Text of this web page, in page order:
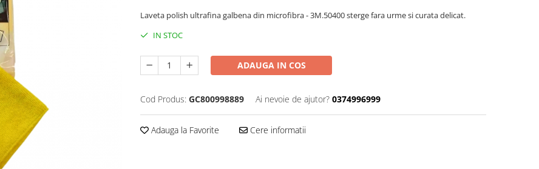
Laveta polish ultrafina galbena din microfibra - 3M.50400 sterge fara urme si curata delicat.
IN STOC
ADAUGA IN COS
Cod Produs: GC800998889 Ai nevoie de ajutor? 0374996999
Adauga la Favorite Cere informatii